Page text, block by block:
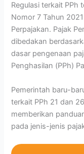
Regulasi terkait
Nomor 7 Tahun
Perpajakan. Pajak
dibedakan
dasar pengenaan
Penghasilan (PPh)
Pemerintah baru-
terkait PPh 21 dan
memberikan
pada jenis-jenis